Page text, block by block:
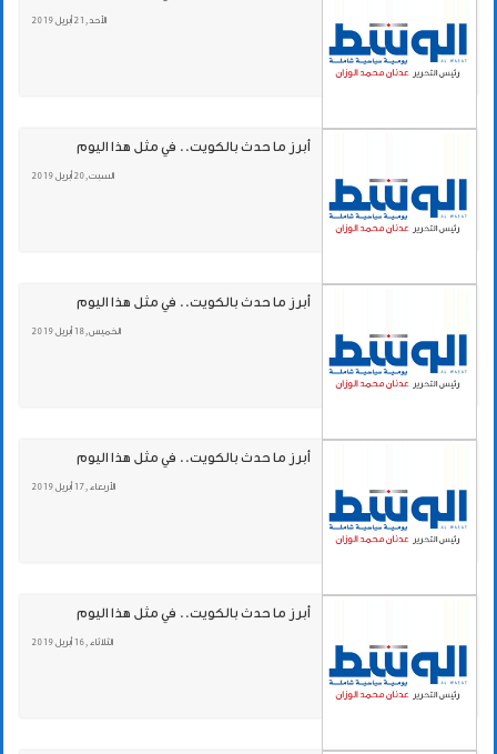
الأحد , 21 أبريل 2019
أبرز ما حدث بالكويت.. في مثل هذا اليوم
السبت , 20 أبريل 2019
أبرز ما حدث بالكويت.. في مثل هذا اليوم
الخميس , 18 أبريل 2019
أبرز ما حدث بالكويت.. في مثل هذا اليوم
الأربعاء , 17 أبريل 2019
أبرز ما حدث بالكويت.. في مثل هذا اليوم
الثلاثاء , 16 أبريل 2019